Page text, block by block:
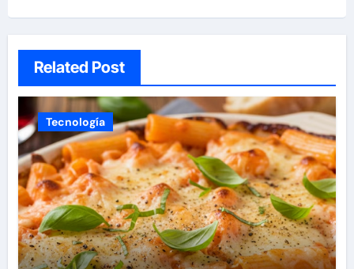
Related Post
Tecnología